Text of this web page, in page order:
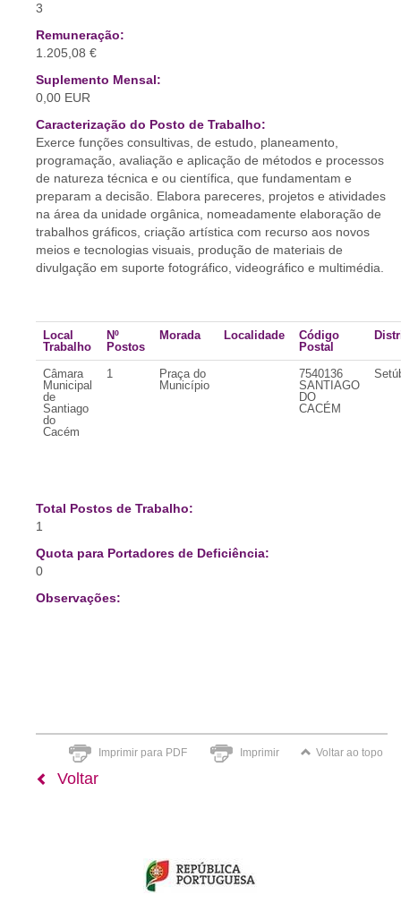
3
Remuneração:
1.205,08 €
Suplemento Mensal:
0,00 EUR
Caracterização do Posto de Trabalho:
Exerce funções consultivas, de estudo, planeamento,
programação, avaliação e aplicação de métodos e processos
de natureza técnica e ou científica, que fundamentam e
preparam a decisão. Elabora pareceres, projetos e atividades
na área da unidade orgânica, nomeadamente elaboração de
trabalhos gráficos, criação artística com recurso aos novos
meios e tecnologias visuais, produção de materiais de
divulgação em suporte fotográfico, videográfico e multimédia.
Local
Trabalho
Nº
Postos
Morada Localidade
Código
Postal
Câmara
Municipal
de
Santiago
do
Cacém
1
Praça do
Município
7540136
SANTIAGO
DO
CACÉM
Total Postos de Trabalho:
1
Quota para Portadores de Deficiência:
0
Observações:
Imprimir para PDF Imprimir Voltar ao topo
Voltar